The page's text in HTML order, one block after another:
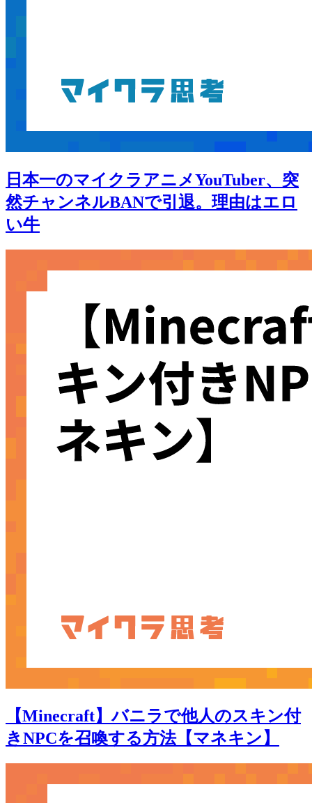
日本一のマイクラアニメYouTuber、突
然チャンネルBANで引退。理由はエロ
い牛
【Minecraft】バニラで他人のスキン付
きNPCを召喚する方法【マネキン】